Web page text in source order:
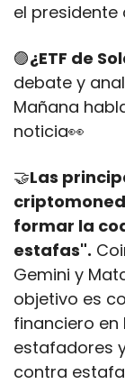
el presidente
🟣¿ETF de
debate y
Mañana
noticia👀
🤝Las
formar la
estafas".
Gemini y
objetivo es
financiero
estafadores
contra